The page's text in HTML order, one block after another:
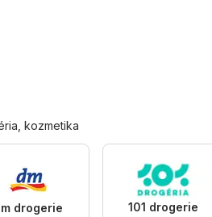
kozmetika
drogerie 101 drogerie